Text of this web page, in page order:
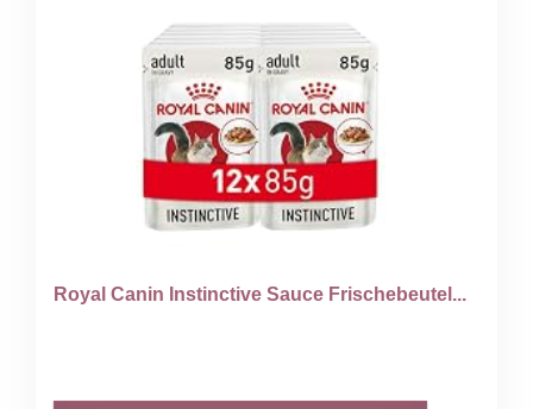
Royal Canin Instinctive Sauce Frischebeutel...